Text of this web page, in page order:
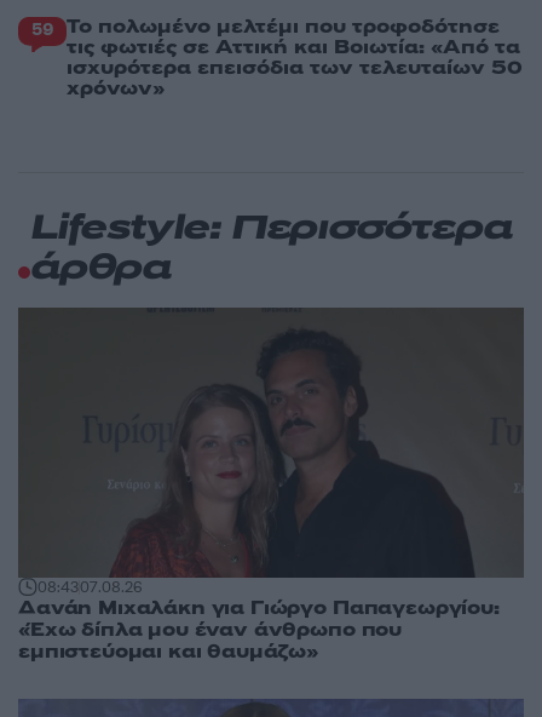
59 Το πολωμένο μελτέμι που τροφοδότησε
τις φωτιές σε Αττική και Βοιωτία: «Από τα
ισχυρότερα επεισόδια των τελευταίων 50
χρόνων»
Lifestyle: Περισσότερα
άρθρα
08:4307.08.26
Δανάη Μιχαλάκη για Γιώργο Παπαγεωργίου:
«Έχω δίπλα μου έναν άνθρωπο που
εμπιστεύομαι και θαυμάζω»